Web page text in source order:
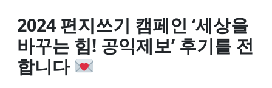
2024 편지쓰기 캠페인 ‘세상을
바꾸는 힘! 공익제보’ 후기를 전
합니다